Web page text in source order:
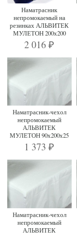
Наматрасник
непромокаемый на
резинках АЛЬВИТЕК
МУЛЕТОН 200х200
2 016₽
Наматрасник-чехол
непромокаемый
АЛЬВИТЕК
МУЛЕТОН 90х200х25
1 373₽
Наматрасник-чехол
непромокаемый
АЛЬВИТЕК